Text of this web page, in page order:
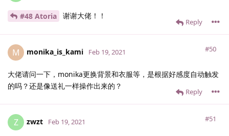
#48 Atoria 谢谢大佬！！
Reply
M monika_is_kami #50
Feb 19, 2021
大佬请问一下，monika更换背景和衣服等，是根据好感度自动触发
的吗？还是像送礼一样操作出来的？
Reply
Z zwzt #51
Feb 19, 2021